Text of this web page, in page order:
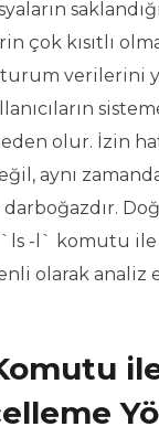
çok kısıtlı
verilerini
olur. İzin
aynı
-l` komutu
olarak analiz